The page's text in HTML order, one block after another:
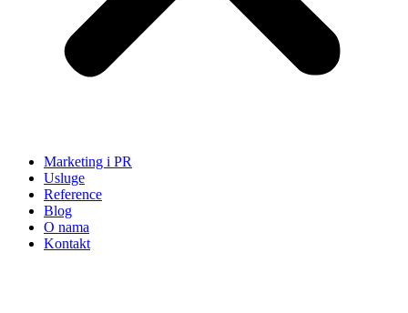
Marketing i PR
Usluge
Reference
Blog
O nama
Kontakt